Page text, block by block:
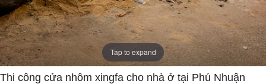
Tap to expand
Thi công cửa nhôm xingfa cho nhà ở tại Phú Nhuận